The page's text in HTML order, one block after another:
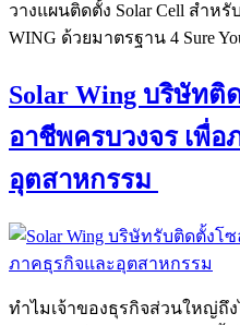
วางแผนติดตั้ง Solar Cell สำห
WING ด้วยมาตรฐาน 4 Sure
Solar Wing บริษัทติ
อาชีพครบวงจร เพื่อ
อุตสาหกรรม
ทำไมเจ้าของธุรกิจส่วนใหญ่ถึง